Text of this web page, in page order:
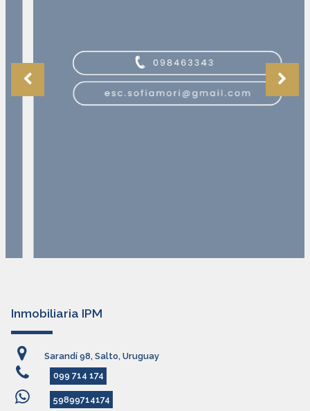
Inmobiliaria IPM
Sarandí 98, Salto, Uruguay
099 714 174
59899714174